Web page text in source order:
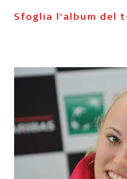
Sfoglia l'album del